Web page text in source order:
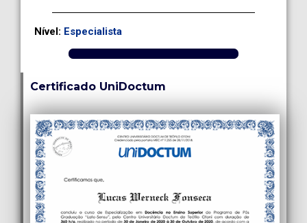
Nível: Especialista
Certificado UniDoctum